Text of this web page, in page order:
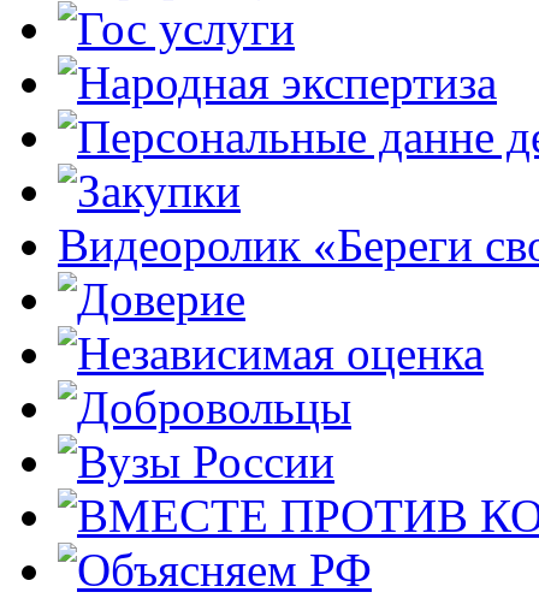
Видеоролик «Береги